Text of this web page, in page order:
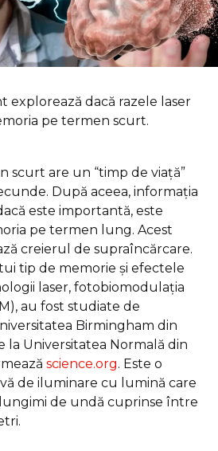
explorează dacă razele laser
pe termen scurt.
scurt are un “timp de viață”
După aceea, informația
este importantă, este
pe termen lung. Acest
creierul de supraîncărcare.
tip de memorie și efectele
laser, fotobiomodulația
au fost studiate de
Birmingham din
la Universitatea Normală din
science.org. Este o
de iluminare cu lumină care
de undă cuprinse între